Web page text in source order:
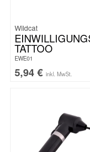
Wildcat
TATTOO
EWE01
5,94 € inkl. MwSt.